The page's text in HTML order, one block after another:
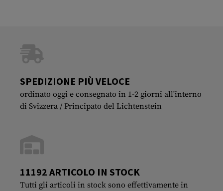
SPEDIZIONE PIÙ VELOCE
ordinato oggi e consegnato in 1-2 giorni all'interno
di Svizzera / Principato del Lichtenstein
11192 ARTICOLO IN STOCK
Tutti gli articoli in stock sono effettivamente in